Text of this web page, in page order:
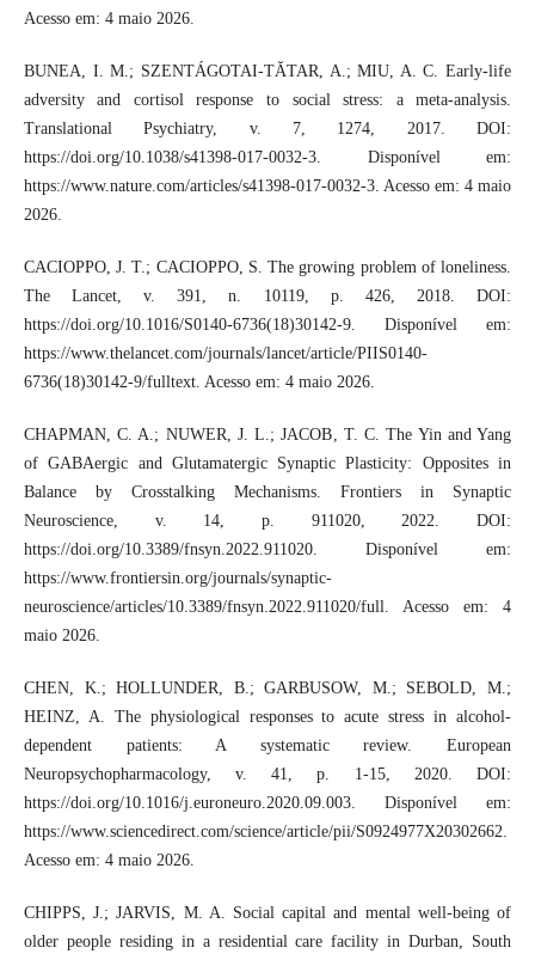
Acesso em: 4 maio 2026.
BUNEA, I. M.; SZENTÁGOTAI-TĂTAR, A.; MIU, A. C. Early-life
adversity and cortisol response to social stress: a meta-analysis.
Translational Psychiatry, v. 7, 1274, 2017. DOI:
https://doi.org/10.1038/s41398-017-0032-3. Disponível em:
https://www.nature.com/articles/s41398-017-0032-3. Acesso em: 4 maio
2026.
CACIOPPO, J. T.; CACIOPPO, S. The growing problem of loneliness.
The Lancet, v. 391, n. 10119, p. 426, 2018. DOI:
https://doi.org/10.1016/S0140-6736(18)30142-9. Disponível em:
https://www.thelancet.com/journals/lancet/article/PIIS0140-
6736(18)30142-9/fulltext. Acesso em: 4 maio 2026.
CHAPMAN, C. A.; NUWER, J. L.; JACOB, T. C. The Yin and Yang
of GABAergic and Glutamatergic Synaptic Plasticity: Opposites in
Balance by Crosstalking Mechanisms. Frontiers in Synaptic
Neuroscience, v. 14, p. 911020, 2022. DOI:
https://doi.org/10.3389/fnsyn.2022.911020. Disponível em:
https://www.frontiersin.org/journals/synaptic-
neuroscience/articles/10.3389/fnsyn.2022.911020/full. Acesso em: 4
maio 2026.
CHEN, K.; HOLLUNDER, B.; GARBUSOW, M.; SEBOLD, M.;
HEINZ, A. The physiological responses to acute stress in alcohol-
dependent patients: A systematic review. European
Neuropsychopharmacology, v. 41, p. 1-15, 2020. DOI:
https://doi.org/10.1016/j.euroneuro.2020.09.003. Disponível em:
https://www.sciencedirect.com/science/article/pii/S0924977X20302662.
Acesso em: 4 maio 2026.
CHIPPS, J.; JARVIS, M. A. Social capital and mental well-being of
older people residing in a residential care facility in Durban, South